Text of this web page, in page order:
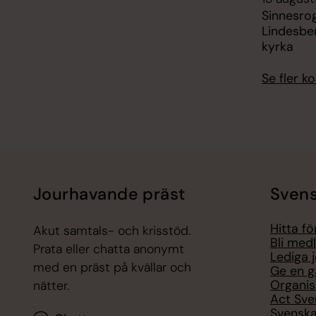
kyrka
Se fler
Jourhavande präst
Akut samtals- och krisstöd.
Prata eller chatta anonymt
med en präst på kvällar och
nätter.
Hitta
Bli
Lediga
Ge en
Act